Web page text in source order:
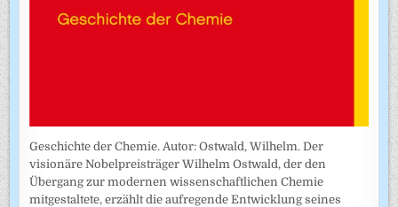
Geschichte der Chemie. Autor: Ostwald, Wilhelm. Der
visionäre Nobelpreisträger Wilhelm Ostwald, der den
Übergang zur modernen wissenschaftlichen Chemie
mitgestaltete, erzählt die aufregende Entwicklung seines